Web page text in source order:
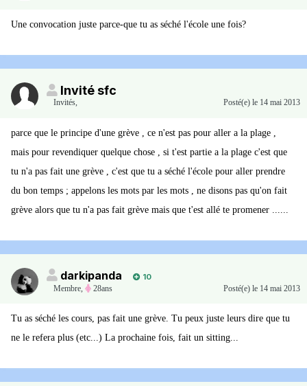
Une convocation juste parce-que tu as séché l'école une fois?
Invité sfc
Invités, Posté(e) le 14 mai 2013
parce que le principe d'une grève , ce n'est pas pour aller a la plage ,
mais pour revendiquer quelque chose , si t'est partie a la plage c'est que
tu n'a pas fait une grève , c'est que tu a séché l'école pour aller prendre
du bon temps ; appelons les mots par les mots , ne disons pas qu'on fait
grève alors que tu n'a pas fait grève mais que t'est allé te promener ......
darkipanda
10
Membre, 28ans Posté(e) le 14 mai 2013
Tu as séché les cours, pas fait une grève. Tu peux juste leurs dire que tu
ne le refera plus (etc...) La prochaine fois, fait un sitting...